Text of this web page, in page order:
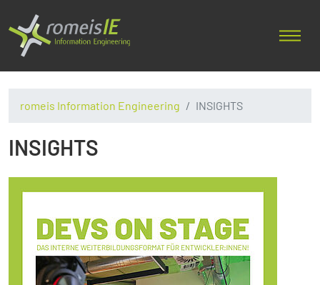
romeis Information Engineering INSIGHTS
INSIGHTS